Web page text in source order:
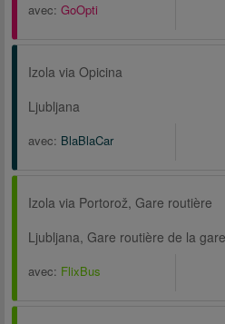
avec: GoOpti
Izola via Opicina
Ljubljana
avec: BlaBlaCar
Izola via Portorož, Gare routière
avec: FlixBus